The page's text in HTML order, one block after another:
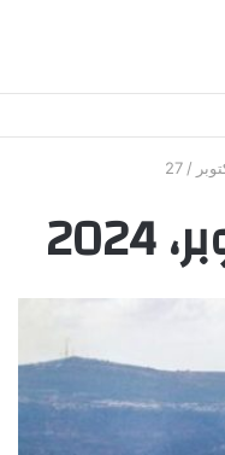
الشعبي
/
27